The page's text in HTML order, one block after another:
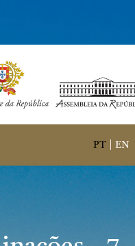
PT EN